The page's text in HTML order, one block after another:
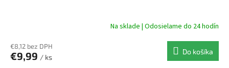
Na sklade | Odosielame do 24 hodín
€8,12 bez DPH
€9,99 / ks
Do košíka